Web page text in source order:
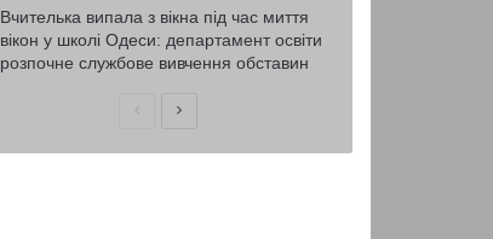
Вчителька випала з вікна під час миття
вікон у школі Одеси: департамент освіти
розпочне службове вивчення обставин
ПопередняНаступна